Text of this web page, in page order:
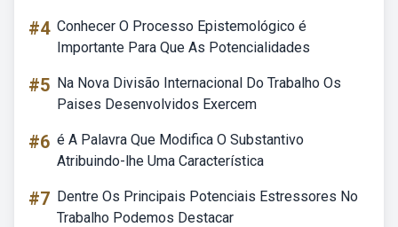
#4 Conhecer O Processo Epistemológico é
Importante Para Que As Potencialidades
#5 Na Nova Divisão Internacional Do Trabalho Os
Paises Desenvolvidos Exercem
#6 é A Palavra Que Modifica O Substantivo
Atribuindo-lhe Uma Característica
#7 Dentre Os Principais Potenciais Estressores No
Trabalho Podemos Destacar